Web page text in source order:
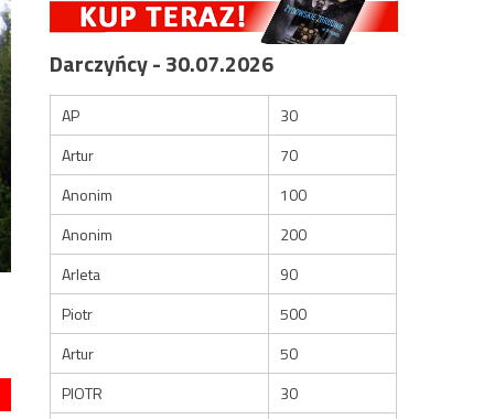
Darczyńcy - 30.07.2026
AP
30
Artur
70
Anonim
100
Anonim
200
Arleta
90
Piotr
500
Artur
50
PIOTR
30